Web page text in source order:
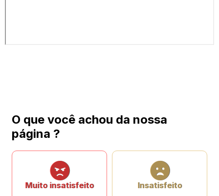
O que você achou da nossa
página ?
Muito insatisfeito Insatisfeito